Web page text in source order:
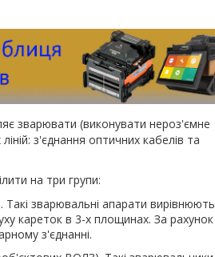
зварювати (виконувати нероз'ємне
з'єднання оптичних кабелів та
на три групи:
Такі зварювальні апарати вирівнюють
кареток в 3-х площинах. За рахунок
з'єднанні.